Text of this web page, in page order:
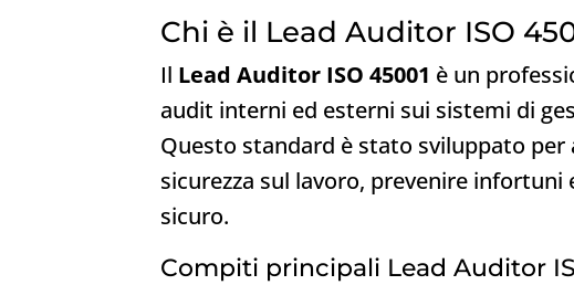
Chi è il Lead Auditor ISO
Il Lead Auditor ISO 45001 è un
audit interni ed esterni sui sistemi di
Questo standard è stato sviluppato
sicurezza sul lavoro, prevenire
sicuro.
Compiti principali Lead Auditor